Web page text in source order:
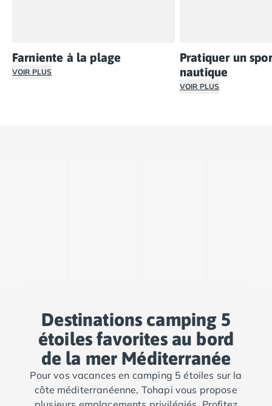
Farniente à la plage
VOIR PLUS
Nos campings 5 étoiles en bord de mer Méditerranée
Pratiquer un
nautique
VOIR PLUS
Destinations camping 5
étoiles favorites au bord
de la mer Méditerranée
Pour vos vacances en camping 5 étoiles sur la
côte méditerranéenne, Tohapi vous propose